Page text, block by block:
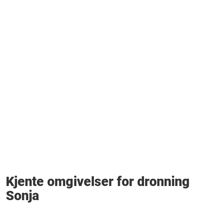
Kjente omgivelser for dronning
Sonja